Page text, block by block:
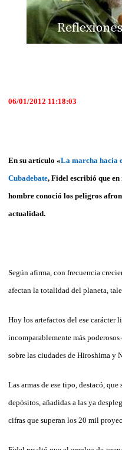
06/01/2012 11:18:03
En su artículo «La marcha hacia
Cubadebate, Fidel escribió que
hombre conoció los peligros
actualidad.
Según afirma, con frecuencia
afectan la totalidad del planeta,
Hoy los artefactos del ese carácter
incomparablemente más
sobre las ciudades de Hiroshima y
Las armas de ese tipo, destacó,
depósitos, añadidas a las ya
cifras que superan los 20 mil